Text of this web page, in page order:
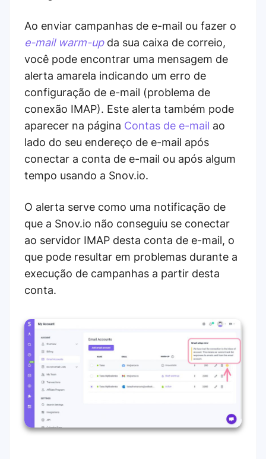
Ao enviar campanhas de e-mail ou fazer o
e-mail warm-upda sua caixa de correio,
você pode encontrar uma mensagem de
alerta amarela indicando um erro de
configuração de e-mail (problema de
conexão IMAP). Este alerta também pode
aparecer na página Contas de e-mail ao
lado do seu endereço de e-mail após
conectar a conta de e-mail ou após algum
tempo usando a Snov.io.
O alerta serve como uma notificação de
que a Snov.io não conseguiu se conectar
ao servidor IMAP desta conta de e-mail, o
que pode resultar em problemas durante a
execução de campanhas a partir desta
conta.